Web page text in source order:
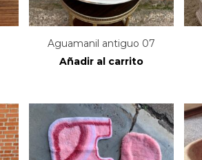
Aguamanil antiguo 07
Añadir al carrito